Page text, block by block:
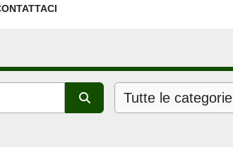
CONTATTACI
Tutte le categorie